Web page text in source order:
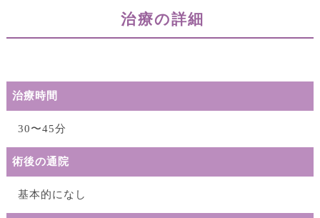
治療の詳細
治療時間
30〜45分
術後の通院
基本的になし